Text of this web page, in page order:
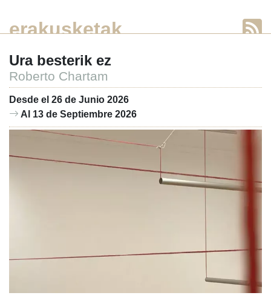
erakusketak
Ura besterik ez
Roberto Chartam
Desde el 26 de Junio 2026
Al 13 de Septiembre 2026